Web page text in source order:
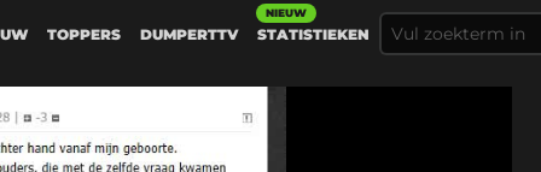
TOPPERS DUMPERTTV STATISTIEKEN
NIEUW